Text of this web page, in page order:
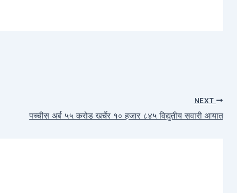
NEXT
पच्चीस अर्ब ५५ करोड खर्चेर १० हजार ८४५ विद्युतीय सवारी आयात